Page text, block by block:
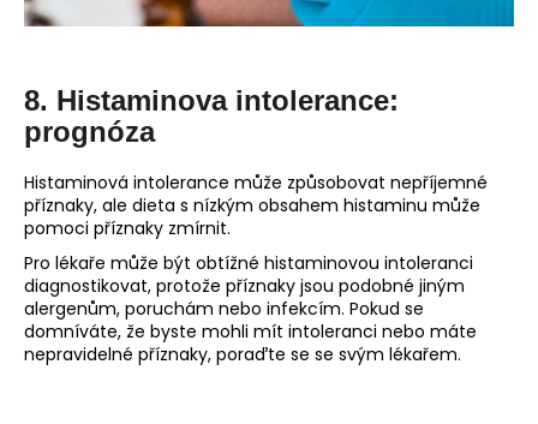
8. Histaminova intolerance:
prognóza
Histaminová intolerance může způsobovat nepříjemné
příznaky, ale dieta s nízkým obsahem histaminu může
pomoci příznaky zmírnit.
Pro lékaře může být obtížné histaminovou intoleranci
diagnostikovat, protože příznaky jsou podobné jiným
alergenům, poruchám nebo infekcím. Pokud se
domníváte, že byste mohli mít intoleranci nebo máte
nepravidelné příznaky, poraďte se se svým lékařem.